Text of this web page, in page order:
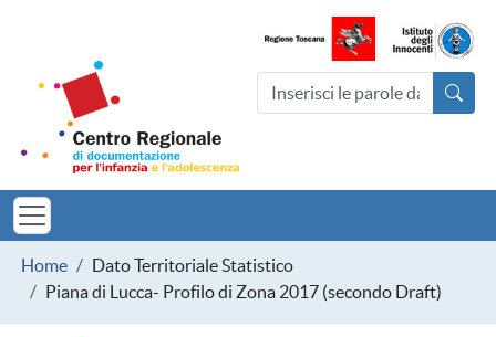
Centro Regionale di
Cerca nel sito
Briciole di pane
Home
Dato Territoriale Statistico
Piana di Lucca- Profilo di Zona 2017 (secondo Draft)